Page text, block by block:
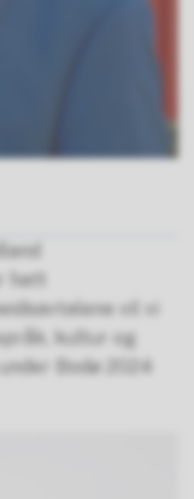
hatt
vil vi
kultur og
Bodø 2024